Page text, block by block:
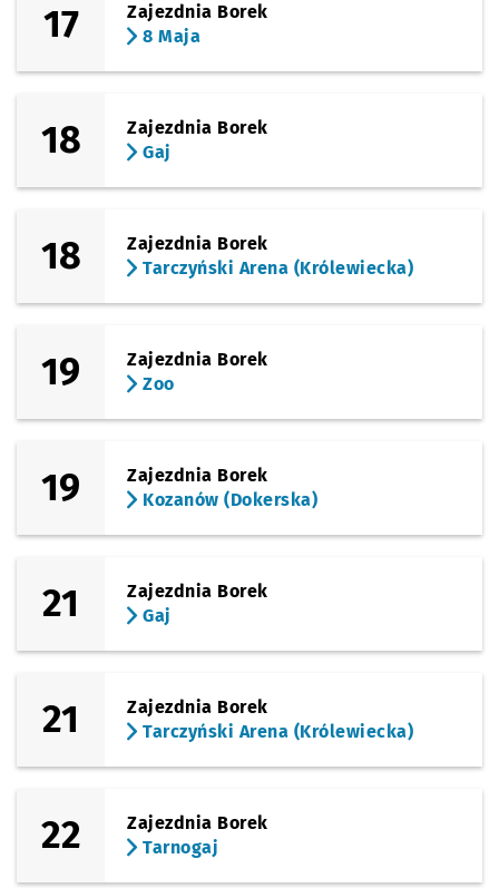
17
Zajezdnia Borek
8 Maja
18
Zajezdnia Borek
Gaj
18
Zajezdnia Borek
Tarczyński Arena (Królewiecka)
19
Zajezdnia Borek
Zoo
19
Zajezdnia Borek
Kozanów (Dokerska)
21
Zajezdnia Borek
Gaj
21
Zajezdnia Borek
Tarczyński Arena (Królewiecka)
22
Zajezdnia Borek
Tarnogaj